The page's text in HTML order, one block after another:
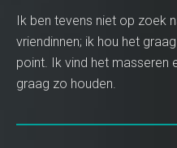
Ik ben tevens niet op zoek
vriendinnen; ik hou het
point. Ik vind het masseren
graag zo houden.